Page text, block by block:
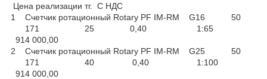
Цена реализации тг. С НДС
1 Счетчик ротационный Rotary PF IM-RM G16 50
171 25 0,40 1:65
914 000,00
2 Счетчик ротационный Rotary PF IM-RM G25 50
171 40 0,40 1:100
914 000,00